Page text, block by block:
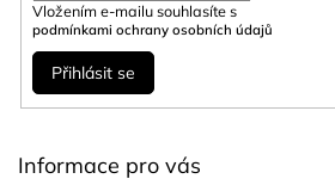
Vložením e-mailu souhlasíte s
podmínkami ochrany osobních údajů
Přihlásit se
Informace pro vás